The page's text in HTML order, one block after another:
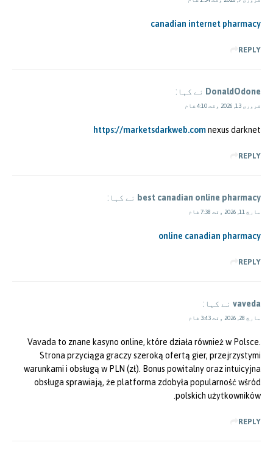
canadian internet pharmacy
REPLY
DonaldOdone نے کہا:
فروری 13, 2026 وقت 4:10 شام
https://marketsdarkweb.comnexus darknet
REPLY
best canadian online pharmacy نے کہا:
مارچ 11, 2026 وقت 7:38 شام
online canadian pharmacy
REPLY
vaveda نے کہا:
مارچ 28, 2026 وقت 3:43 شام
Vavada to znane kasyno online, które działa również w Polsce.
Strona przyciąga graczy szeroką ofertą gier, przejrzystymi
warunkami i obsługą w PLN (zł). Bonus powitalny oraz intuicyjna
obsługa sprawiają, że platforma zdobyła popularność wśród
polskich użytkowników.
REPLY